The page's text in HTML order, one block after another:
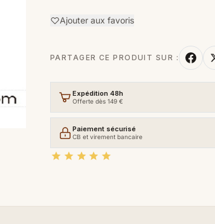
Ajouter aux favoris
PARTAGER CE PRODUIT SUR :
Expédition 48h
Offerte dès 149 €
Paiement sécurisé
CB et virement bancaire
    